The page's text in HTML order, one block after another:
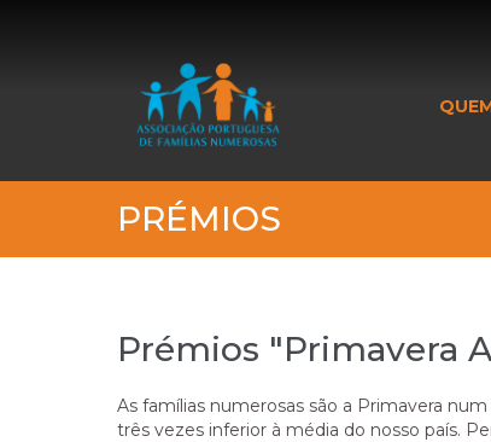
PRÉMIOS
Prémios "Primavera
As famílias numerosas são a Primavera
três vezes inferior à média do nosso país.